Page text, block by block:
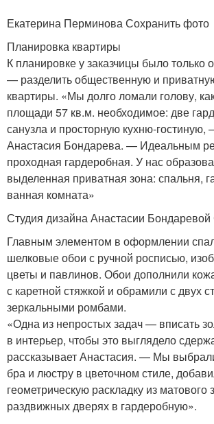
Екатерина Перминова Сохранить фото
Планировка квартиры
К планировке у заказчицы было только
— разделить общественную и
квартиры. «Мы долго ломали голову,
площади 57 кв.м. необходимое: две
санузла и просторную кухню-гостиную,
Анастасия Бондарева. — Идеальным
проходная гардеробная. У нас
выделенная приватная зона: спальня,
ванная комната»
Студия дизайна Анастасии
Главным элементом в оформлении
шелковые обои с ручной росписью,
цветы и павлинов. Обои дополнили
с каретной стяжкой и обрамили с двух
зеркальными ромбами.
«Одна из непростых задач — вписать
в интерьер, чтобы это выглядело
рассказывает Анастасия. — Мы
бра и люстру в цветочном стиле,
геометрическую раскладку из матового
раздвижных дверях в гардеробную».